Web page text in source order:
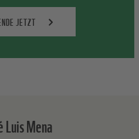
JETZT
Mena